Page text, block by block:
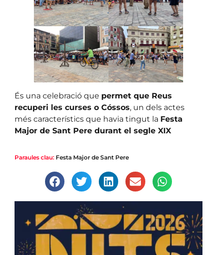
És una celebració que permet que Reus
recuperi les curses o Cóssos, un dels actes
més característics que havia tingut la Festa
Major de Sant Pere durant el segle XIX
Paraules clau: Festa Major de Sant Pere